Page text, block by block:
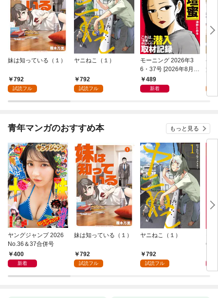
妹は知っている（１）
792
試読フル
ヤニねこ（１）
792
試読フル
モーニング 2026年3
6・37号 [2026年8月6
日発売]
489
新着
ゲ
貴
を
し
青年マンガのおすすめ本 もっと見る
ヤングジャンプ 2026
No.36＆37合併号
400
新着
妹は知っている（１）
792
試読フル
ヤニねこ（１）
792
試読フル
6・